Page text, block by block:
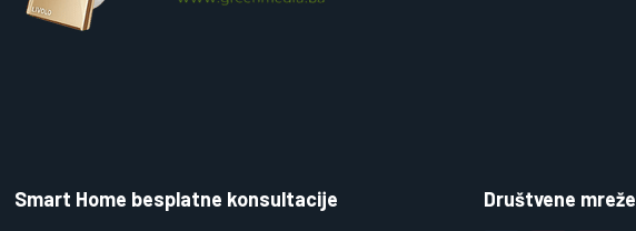
Smart Home besplatne konsultacije Društvene mreže